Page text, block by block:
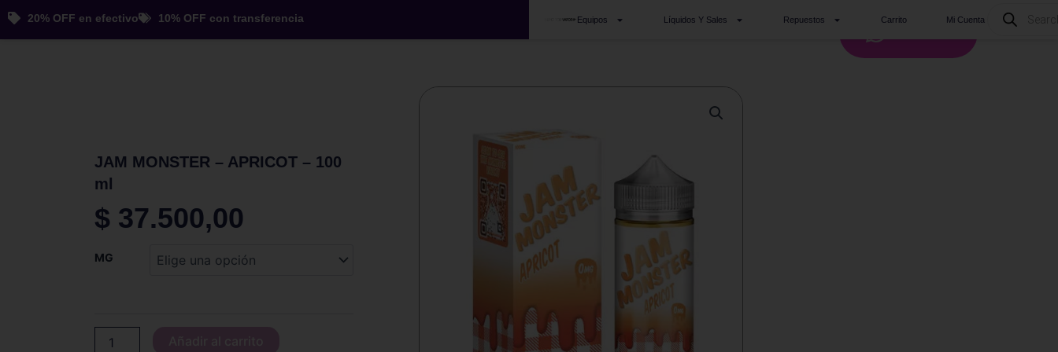
20% OFF en efectivo 10% OFF con transferencia Equipos Líquidos Y Sales Repuestos Carrito Mi Cuenta
search
JAM MONSTER – APRICOT – 100
ml
$ 37.500,00
MG
JAM
100